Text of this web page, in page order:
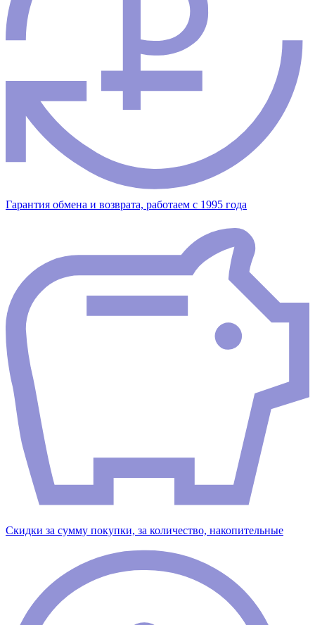
Гарантия обмена и возврата, работаем с 1995 года
Скидки за сумму покупки, за количество, накопительные